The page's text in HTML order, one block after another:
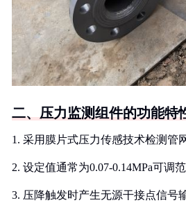
二、压力监测组件的功能特
1. 采用膜片式压力传感技术检测管
2. 设定值通常为0.07-0.14MPa可调
3. 压降触发时产生无源干接点信号